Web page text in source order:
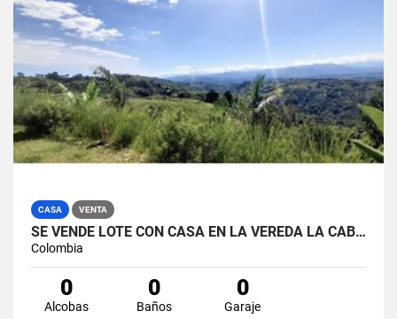
CASA VENTA
SE VENDE LOTE CON CASA EN LA VEREDA LA CABAÑA, MANIZALES.
Colombia
0
Alcobas
0
Baños
0
Garaje